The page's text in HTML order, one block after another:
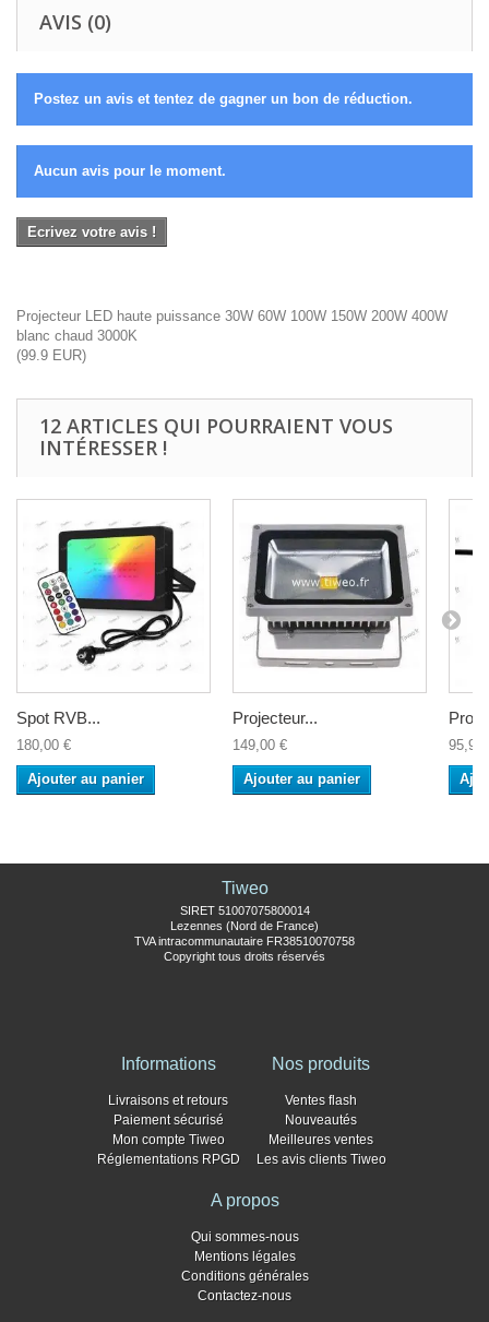
AVIS (0)
Postez un avis et tentez de gagner un bon de réduction.
Aucun avis pour le moment.
Ecrivez votre avis !
Projecteur LED haute puissance 30W 60W 100W 150W 200W 400W
blanc chaud 3000K
(99.9 EUR)
12 ARTICLES QUI POURRAIENT VOUS
INTÉRESSER !
Spot RVB...
180,00 €
Ajouter au panier
Projecteur...
149,00 €
Ajouter au panier
95,90
Tiweo
SIRET 51007075800014
Lezennes (Nord de France)
TVA intracommunautaire FR38510070758
Copyright tous droits réservés
Informations
Livraisons et retours
Paiement sécurisé
Mon compte Tiweo
Réglementations RPGD
Nos produits
Ventes flash
Nouveautés
Meilleures ventes
Les avis clients Tiweo
A propos
Qui sommes-nous
Mentions légales
Conditions générales
Contactez-nous